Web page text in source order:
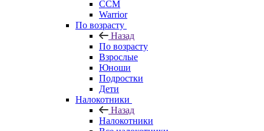
CCM
Warrior
По возрасту
Назад
По возрасту
Взрослые
Юноши
Подростки
Дети
Налокотники
Назад
Налокотники